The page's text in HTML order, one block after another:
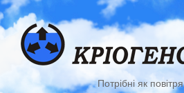
Потрібні як повітря